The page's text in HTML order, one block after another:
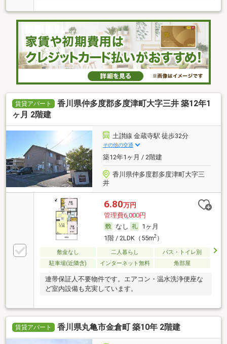
賃貸アパート
香川県仲多度郡多度津町大字三井 築12年1
ヶ月 2階建
土讃線 金蔵寺駅 徒歩32分
その他の交通
築12年1ヶ月 / 2階建
香川県仲多度郡多度津町大字三
井
6.80万円
管理費6,000円
なし
1ヶ月
1階 / 2LDK（55m2）
敷金なし 二人暮らし
バス・トイレ別
駐車場(近隣含)
インターネット無料 角部屋
連帯保証人不要物件です。エアコン・温水洗浄便座な
ど室内設備も充実しています。
賃貸アパート 香川県丸亀市金倉町 築10年 2階建